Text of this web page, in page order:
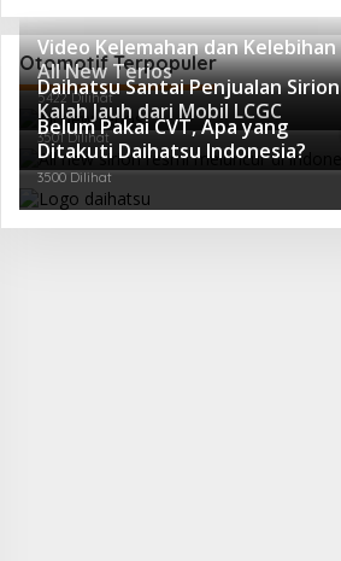
Otomotif Terpopuler
Video Kelemahan dan Kelebihan
All New Terios
5422 Dilihat
Daihatsu Santai Penjualan Sirion
Kalah Jauh dari Mobil LCGC
3501 Dilihat
Belum Pakai CVT, Apa yang
Ditakuti Daihatsu Indonesia?
3500 Dilihat